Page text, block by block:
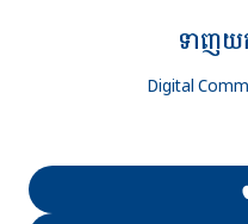
ទាញយ
Digital